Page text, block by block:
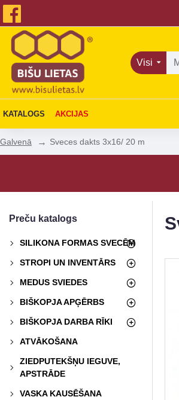
Visi
KATALOGS AKCIJAS
Galvenā Sveces dakts 3x16/ 20 m
Preču katalogs
SILIKONA FORMAS SVECĒM
STROPI UN INVENTĀRS
MEDUS SVIEDES
BIŠKOPJA APĢĒRBS
BIŠKOPJA DARBA RĪKI
ATVĀKOŠANA
ZIEDPUTEKŠŅU IEGUVE,
APSTRĀDE
VASKA KAUSĒŠANA